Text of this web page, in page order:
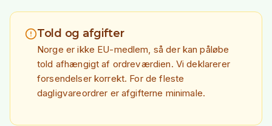
Told og afgifter
Norge er ikke EU-medlem, så der kan påløbe
told afhængigt af ordreværdien. Vi deklarerer
forsendelser korrekt. For de fleste
dagligvareordrer er afgifterne minimale.